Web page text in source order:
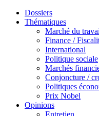
Dossiers
Thématiques
Marché du
Finance /
International
Politique sociale
Marchés
Conjoncture /
Politiques
Prix Nobel
Opinions
Entretien